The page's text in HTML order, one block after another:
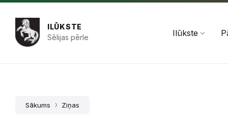
Pāriet
saturu
Skip
navigation
Skip
footer
ILŪKSTE
Sēlijas pērle
Ilūkste
Sākums Ziņas